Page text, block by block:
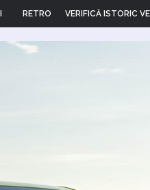
RETRO VERIFICĂ ISTORIC